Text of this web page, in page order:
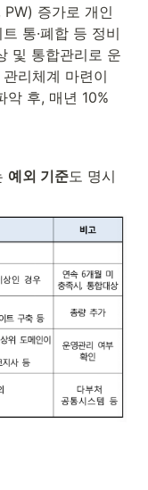
증가로 개인
통·폐합 등 정비
및 통합관리로 운
리체계 마련이
악 후, 매년 10%
예외 기준도 명시